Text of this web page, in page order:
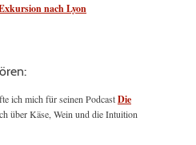
nach Lyon
ich mich für seinen PodcastDie
über Käse, Wein und die Intuition